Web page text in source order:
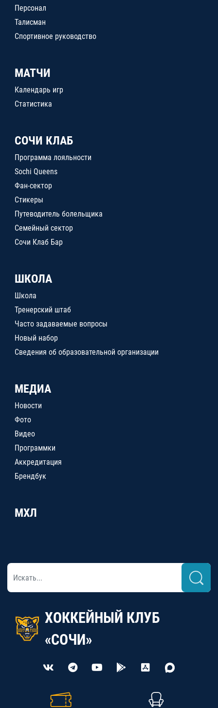
Персонал
Талисман
Спортивное руководство
МАТЧИ
Календарь игр
Статистика
СОЧИ КЛАБ
Программа лояльности
Sochi Queens
Фан-сектор
Стикеры
Путеводитель болельщика
Семейный сектор
Сочи Клаб Бар
ШКОЛА
Школа
Тренерский штаб
Часто задаваемые вопросы
Новый набор
Сведения об образовательной организации
МЕДИА
Новости
Фото
Видео
Программки
Аккредитация
Брендбук
МХЛ
ХОККЕЙНЫЙ КЛУБ
«СОЧИ»